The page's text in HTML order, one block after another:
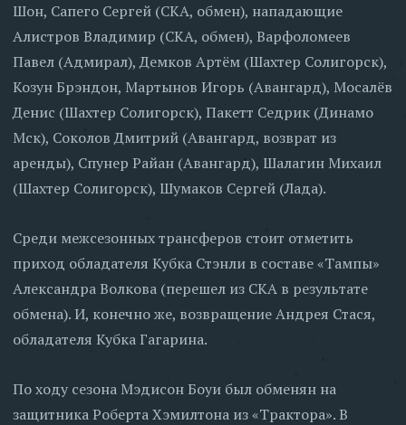
Шон, Сапего Сергей (СКА, обмен), нападающие
Алистров Владимир (СКА, обмен), Варфоломеев
Павел (Адмирал), Демков Артём (Шахтер Солигорск),
Козун Брэндон, Мартынов Игорь (Авангард), Мосалёв
Денис (Шахтер Солигорск), Пакетт Седрик (Динамо
Мск), Соколов Дмитрий (Авангард, возврат из
аренды), Спунер Райан (Авангард), Шалагин Михаил
(Шахтер Солигорск), Шумаков Сергей (Лада).
Среди межсезонных трансферов стоит отметить
приход обладателя Кубка Стэнли в составе «Тампы»
Александра Волкова (перешел из СКА в результате
обмена). И, конечно же, возвращение Андрея Стася,
обладателя Кубка Гагарина.
По ходу сезона Мэдисон Боуи был обменян на
защитника Роберта Хэмилтона из «Трактора». В